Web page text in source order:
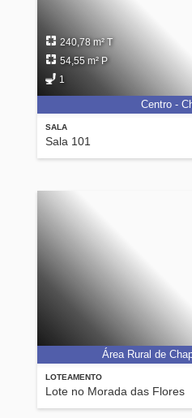
SALA
Sala 101
240,78 m² T
54,55 m² P
1
Centro -
LOTEAMENTO
Lote no Morada das Flores
Área Rural de